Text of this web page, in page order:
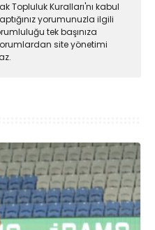
Topluluk Kuralları'nı kabul
yorumunuzla ilgili
tek başınıza
site yönetimi